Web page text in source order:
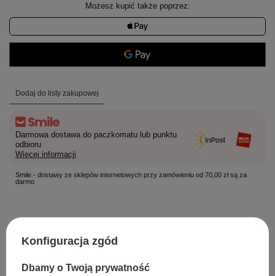
Możesz kupić także poprzez:
Dodaj do listy zakupowej
Darmowa dostawa do paczkomatu lub punktu
odbioru
Więcej informacji
Smile - dostawy ze sklepów internetowych przy zamówieniu od 70,00 zł są za
darmo
Konfiguracja zgód
Dbamy o Twoją prywatność